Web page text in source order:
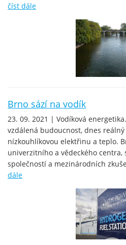
číst dále
Brno sází na vodík
23. 09. 2021 | Vodíková
vzdálená budoucnost, dnes
nízkouhlíkovou elektřinu a teplo.
univerzitního a vědeckého centra,
společností a mezinárodních
dále